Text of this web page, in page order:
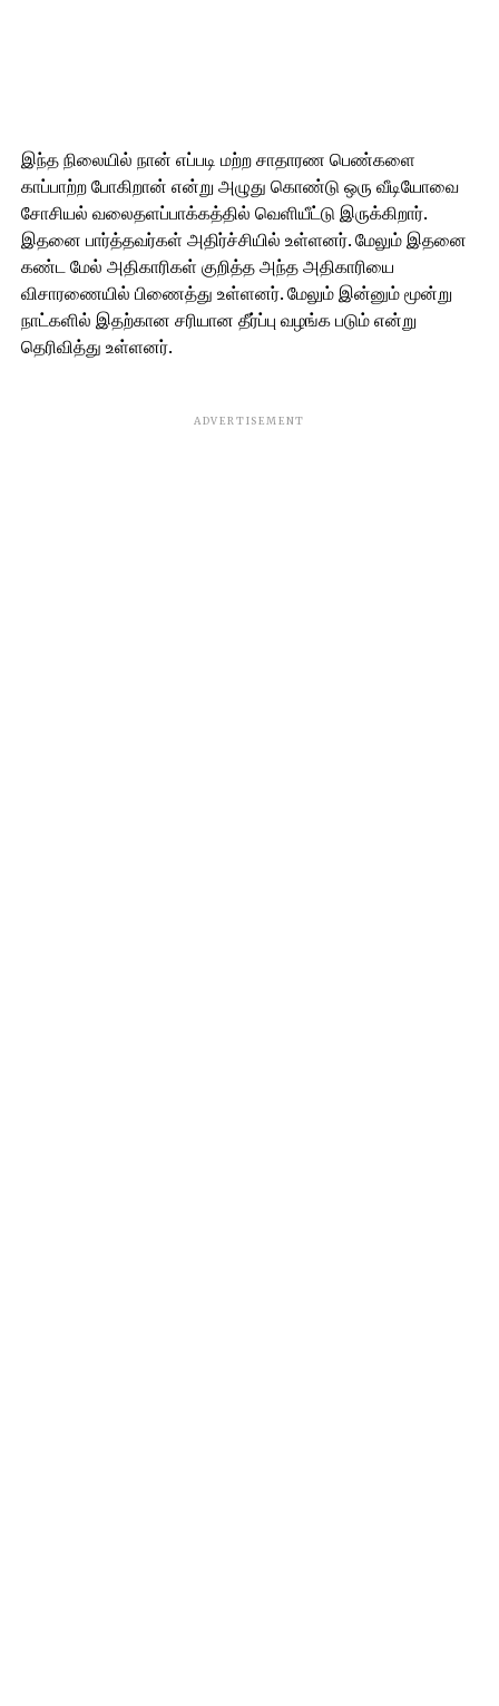
இந்த நிலையில் நான் எப்படி மற்ற சாதாரண பெண்களை
காப்பாற்ற போகிறான் என்று அழுது கொண்டு ஒரு வீடியோவை
சோசியல் வலைதளப்பாக்கத்தில் வெளியீட்டு இருக்கிறார்.
இதனை பார்த்தவர்கள் அதிர்ச்சியில் உள்ளனர். மேலும் இதனை
கண்ட மேல் அதிகாரிகள் குறித்த அந்த அதிகாரியை
விசாரணையில் பிணைத்து உள்ளனர். மேலும் இன்னும் மூன்று
நாட்களில் இதற்கான சரியான தீர்ப்பு வழங்க படும் என்று
தெரிவித்து உள்ளனர்.
ADVERTISEMENT